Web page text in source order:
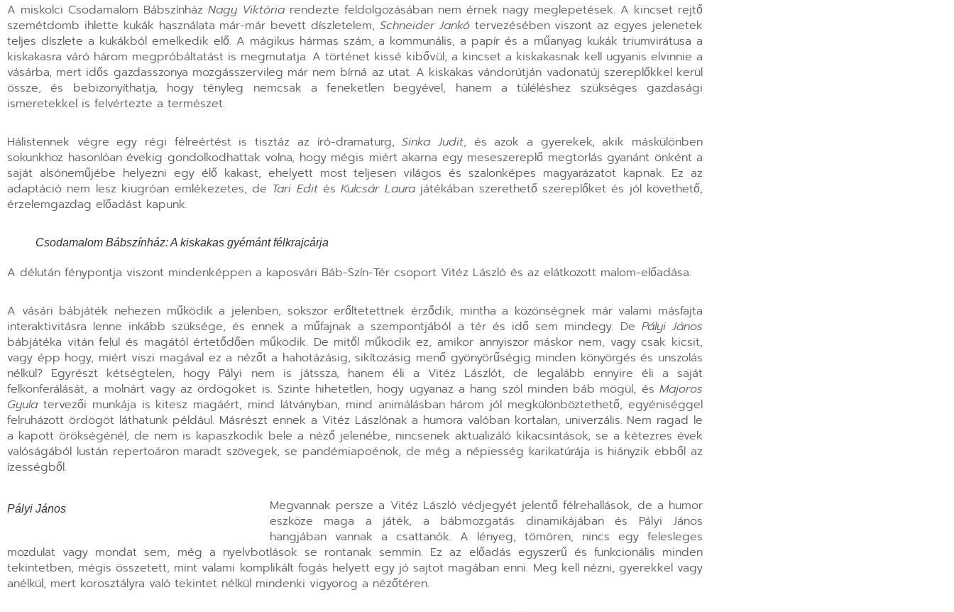
A miskolci Csodamalom Bábszínház Nagy Viktória rendezte feldolgozásában nem érnek nagy meglepetések. A kincset rejtő
szemétdomb ihlette kukák használata már-már bevett díszletelem, Schneider Jankótervezésében viszont az egyes jelenetek
teljes díszlete a kukákból emelkedik elő. A mágikus hármas szám, a kommunális, a papír és a műanyag kukák triumvirátusa a
kiskakasra váró három megpróbáltatást is megmutatja. A történet kissé kibővül, a kincset a kiskakasnak kell ugyanis elvinnie a
vásárba, mert idős gazdasszonya mozgásszervileg már nem bírná az utat. A kiskakas vándorútján vadonatúj szereplőkkel kerül
össze, és bebizonyíthatja, hogy tényleg nemcsak a feneketlen begyével, hanem a túléléshez szükséges gazdasági
ismeretekkel is felvértezte a természet.
Hálistennek végre egy régi félreértést is tisztáz az író-dramaturg,Sinka Judit, és azok a gyerekek, akik máskülönben
sokunkhoz hasonlóan évekig gondolkodhattak volna, hogy mégis miért akarna egy meseszereplő megtorlás gyanánt önként a
saját alsóneműjébe helyezni egy élő kakast, ehelyett most teljesen világos és szalonképes magyarázatot kapnak. Ez az
adaptáció nem lesz kiugróan emlékezetes, de Tari EditésKulcsár Laurajátékában szerethető szereplőket és jól követhető,
érzelemgazdag előadást kapunk.
Csodamalom Bábszínház: A kiskakas gyémánt félkrajcárja
A délután fénypontja viszont mindenképpen a kaposvári Báb-Szín-Tér csoport Vitéz László és az elátkozott malom-előadása.
A vásári bábjáték nehezen működik a jelenben, sokszor erőltetettnek érződik, mintha a közönségnek már valami másfajta
interaktivitásra lenne inkább szüksége, és ennek a műfajnak a szempontjából a tér és idő sem mindegy. De Pályi János
bábjátéka vitán felül és magától értetődően működik. De mitől működik ez, amikor annyiszor máskor nem, vagy csak kicsit,
vagy épp hogy, miért viszi magával ez a nézőt a hahotázásig, sikítozásig menő gyönyörűségig minden könyörgés és unszolás
nélkül? Egyrészt kétségtelen, hogy Pályi nem is játssza, hanem éli a Vitéz Lászlót, de legalább ennyire éli a saját
felkonferálását, a molnárt vagy az ördögöket is. Szinte hihetetlen, hogy ugyanaz a hang szól minden báb mögül, és Majoros
Gyula tervezői munkája is kitesz magáért, mind látványban, mind animálásban három jól megkülönböztethető, egyéniséggel
felruházott ördögöt láthatunk például. Másrészt ennek a Vitéz Lászlónak a humora valóban kortalan, univerzális. Nem ragad le
a kapott örökségénél, de nem is kapaszkodik bele a néző jelenébe, nincsenek aktualizáló kikacsintások, se a kétezres évek
valóságából lustán repertoáron maradt szövegek, se pandémiapoénok, de még a népiesség karikatúrája is hiányzik ebből az
ízességből.
Pályi János
Megvannak persze a Vitéz László védjegyét jelentő félrehallások, de a humor
eszköze maga a játék, a bábmozgatás dinamikájában és Pályi János
hangjában vannak a csattanók. A lényeg, tömören, nincs egy felesleges
mozdulat vagy mondat sem, még a nyelvbotlások se rontanak semmin. Ez az előadás egyszerű és funkcionális minden
tekintetben, mégis összetett, mint valami komplikált fogás helyett egy jó sajtot magában enni. Meg kell nézni, gyerekkel vagy
anélkül, mert korosztályra való tekintet nélkül mindenki vigyorog a nézőtéren.